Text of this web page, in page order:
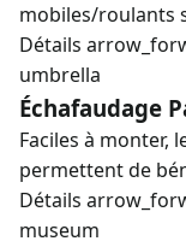
mobiles/roulants
Détails
umbrella
Échafaudage
Faciles à monter,
permettent de
Détails
museum